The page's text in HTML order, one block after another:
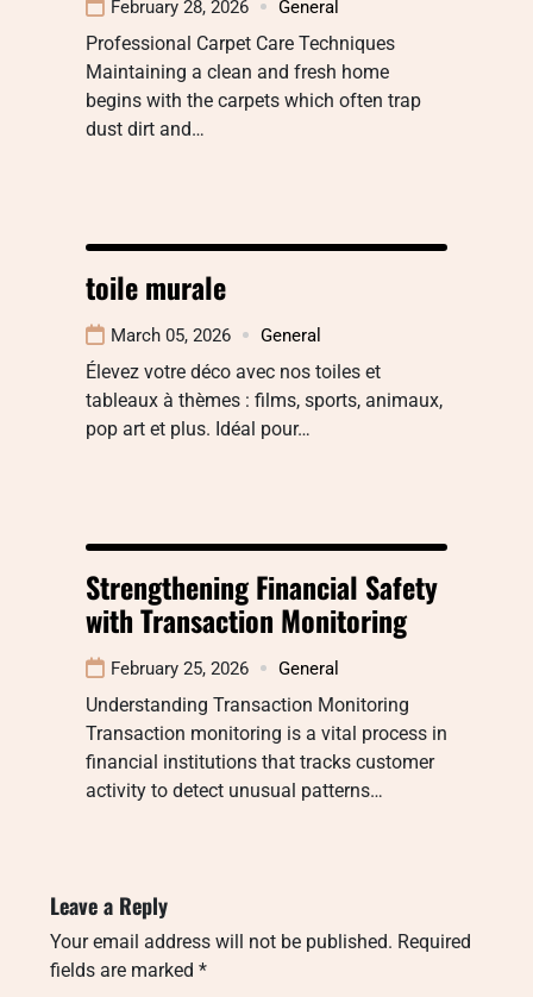
February 28, 2026 General
Professional Carpet Care Techniques
Maintaining a clean and fresh home
begins with the carpets which often trap
dust dirt and…
toile murale
March 05, 2026 General
Élevez votre déco avec nos toiles et
tableaux à thèmes : films, sports, animaux,
pop art et plus. Idéal pour…
Strengthening Financial Safety
with Transaction Monitoring
February 25, 2026 General
Understanding Transaction Monitoring
Transaction monitoring is a vital process in
financial institutions that tracks customer
activity to detect unusual patterns…
Leave a Reply
Your email address will not be published. Required
fields are marked *